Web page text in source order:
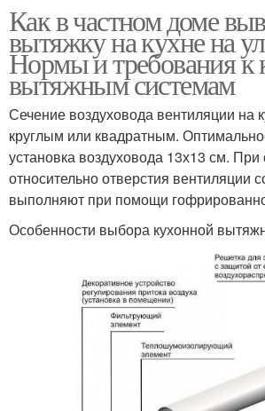
Как в частном доме
вытяжку на кухне на
Нормы и требования
вытяжным системам
Сечение воздуховода вентиляции на
круглым или квадратным.
установка воздуховода 13х13 см.
относительно отверстия вентиляции
выполняют при помощи
Особенности выбора кухонной